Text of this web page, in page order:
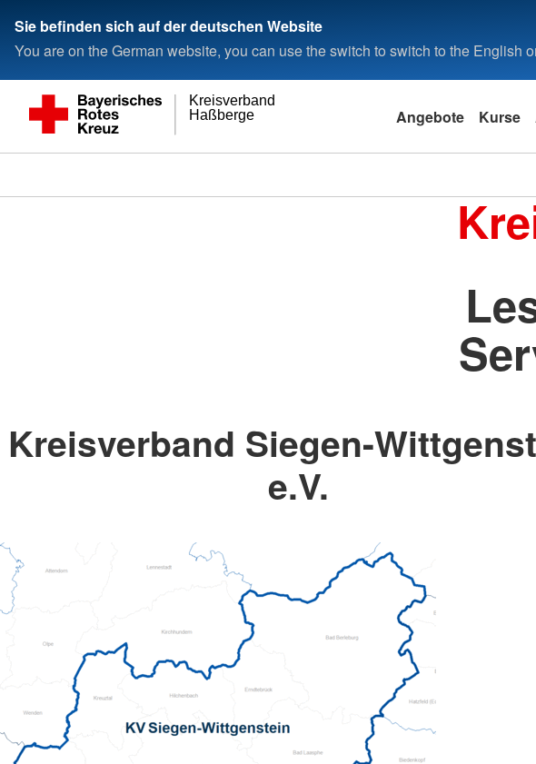
Sie befinden sich auf der deutschen Website
You are on the German website, you can use the switch to switch to the English
Haßberge
Kreisverband
Angebote Kurse
Kreisverband Siegen-
e.V.